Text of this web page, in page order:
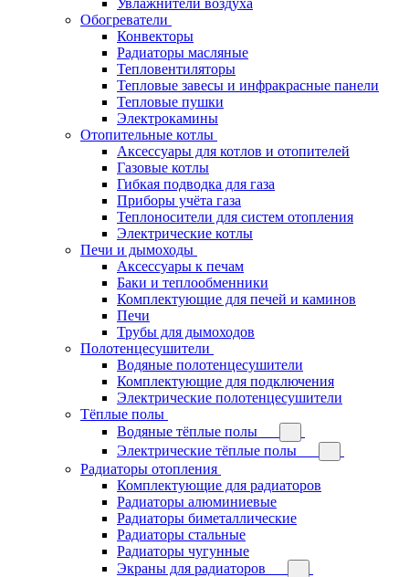
Обогреватели
Конвекторы
Радиаторы масляные
Тепловентиляторы
Тепловые завесы и инфракрасные панели
Тепловые пушки
Электрокамины
Отопительные котлы
Аксессуары для котлов и отопителей
Газовые котлы
Гибкая подводка для газа
Приборы учёта газа
Теплоносители для систем отопления
Электрические котлы
Печи и дымоходы
Аксессуары к печам
Баки и теплообменники
Комплектующие для печей и каминов
Печи
Трубы для дымоходов
Полотенцесушители
Водяные полотенцесушители
Комплектующие для подключения
Электрические полотенцесушители
Тёплые полы
Водяные тёплые полы
Электрические тёплые полы
Радиаторы отопления
Комплектующие для радиаторов
Радиаторы алюминиевые
Радиаторы биметаллические
Радиаторы стальные
Радиаторы чугунные
Экраны для радиаторов